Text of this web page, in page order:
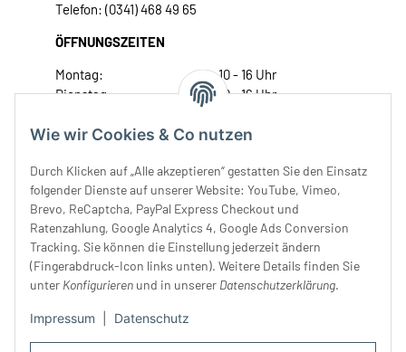
Wie wir Cookies & Co nutzen
Durch Klicken auf „Alle akzeptieren“ gestatten Sie den Einsatz
folgender Dienste auf unserer Website: YouTube, Vimeo,
Brevo, ReCaptcha, PayPal Express Checkout und
Ratenzahlung, Google Analytics 4, Google Ads Conversion
Tracking. Sie können die Einstellung jederzeit ändern
(Fingerabdruck-Icon links unten). Weitere Details finden Sie
unter Konfigurieren und in unserer Datenschutzerklärung.
Impressum Datenschutz
Telefon: (0341) 468 49 65
ÖFFNUNGSZEITEN
Montag:
10 - 16 Uhr
Dienstag:
10 - 16 Uhr
Donnerstag:
10 - 18 Uhr
Samstag:
10 - 14 Uhr
Unser Service
Rechtliches